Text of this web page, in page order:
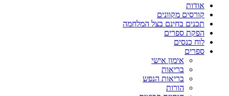
אודות
קורסים מקוונים
תכנים בחינם בצל המלחמה
הפקת ספרים
לוח כנסים
ספרים
אימון אישי
בריאות
בריאות הנפש
הורות